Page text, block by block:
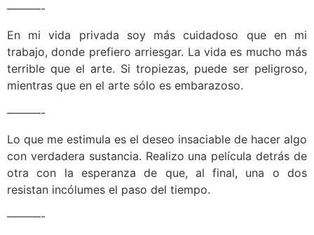
———-
En mi vida privada soy más cuidadoso que en mi
trabajo, donde prefiero arriesgar. La vida es mucho más
terrible que el arte. Si tropiezas, puede ser peligroso,
mientras que en el arte sólo es embarazoso.
———-
Lo que me estimula es el deseo insaciable de hacer algo
con verdadera sustancia. Realizo una película detrás de
otra con la esperanza de que, al final, una o dos
resistan incólumes el paso del tiempo.
———-